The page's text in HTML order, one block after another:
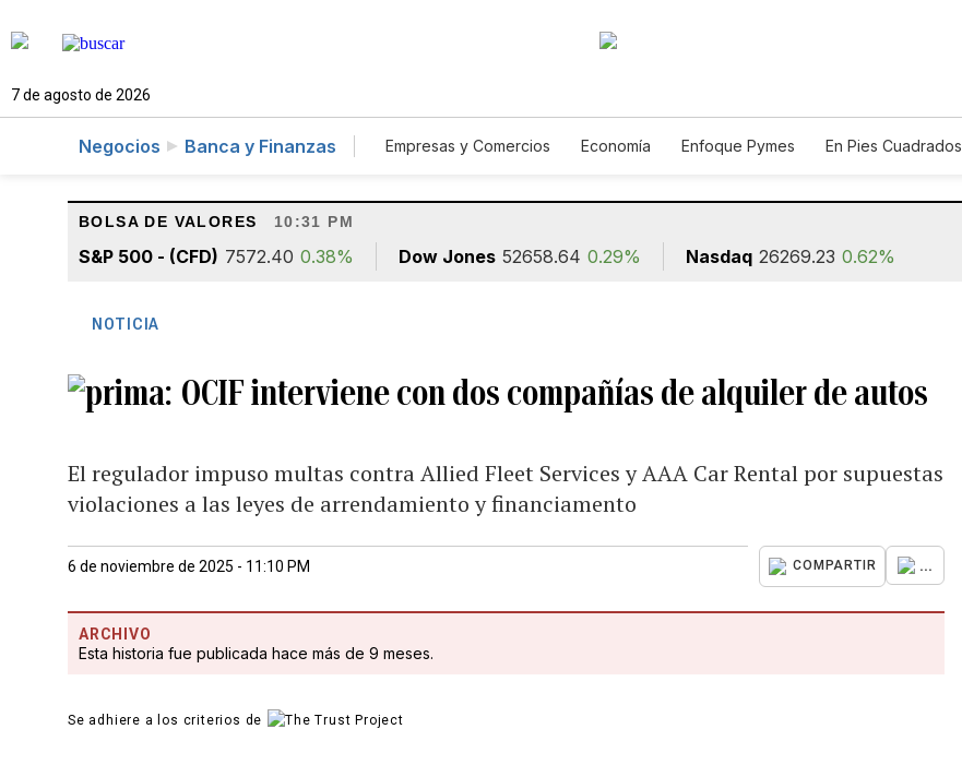
7 de agosto de 2026
Negocios Banca y Finanzas Empresas y Comercios Economía Enfoque Pymes En Pies Cuadrados
BOLSA DE VALORES 10:31 PM
S&P 500 - (CFD) 7572.40 0.38% Dow Jones 52658.64 0.29% Nasdaq 26269.23 0.62%
NOTICIA
OCIF interviene con dos compañías de alquiler de autos
El regulador impuso multas contra Allied Fleet Services y AAA Car Rental por supuestas
violaciones a las leyes de arrendamiento y financiamento
6 de noviembre de 2025 - 11:10 PM COMPARTIR ...
ARCHIVO
Esta historia fue publicada hace más de 9 meses.
Se adhiere a los criterios de